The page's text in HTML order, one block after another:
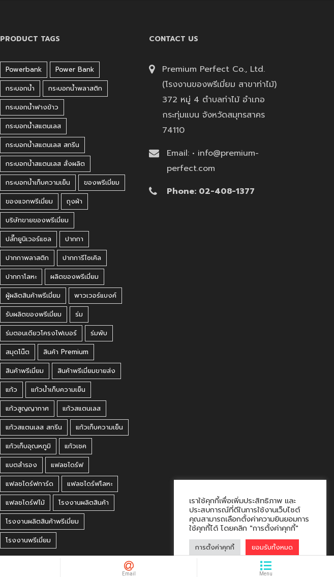
PRODUCT TAGS
Powerbank
Power Bank
กระบอกน้ำ
กระบอกน้ำพลาสติก
กระบอกน้ำฟางข้าว
กระบอกน้ำสแตนเลส
กระบอกน้ำสแตนเลส สกรีน
กระบอกน้ำสแตนเลส สั่งผลิต
กระบอกน้ำเก็บความเย็น
ของพรีเมี่ยม
ของแจกพรีเมี่ยม
ถุงผ้า
บริษัทขายของพรีเมี่ยม
ปลั๊กยูนิเวอร์แซล
ปากกา
ปากกาพลาสติก
ปากการีไซเคิล
ปากกาโลหะ
ผลิตของพรีเมี่ยม
ผู้ผลิตสินค้าพรีเมี่ยม
พาวเวอร์แบงค์
รับผลิตของพรีเมี่ยม
ร่ม
ร่มตอนเดียวโครงไฟเบอร์
ร่มพับ
สมุดโน๊ต
สินค้า Premium
สินค้าพรีเมี่ยม
สินค้าพรีเมี่ยมขายส่ง
แก้ว
แก้วน้ำเก็บความเย็น
แก้วสูญญากาศ
แก้วสแตนเลส
แก้วสแตนเลส สกรีน
แก้วเก็บความเย็น
แก้วเก็บอุณหภูมิ
แก้วเชค
แบตสำรอง
แฟลชไดร์ฟ
แฟลชไดร์ฟการ์ด
แฟลชไดร์ฟโลหะ
แฟลชไดร์ฟไม้
โรงงานผลิตสินค้า
โรงงานผลิตสินค้าพรีเมี่ยม
โรงงานพรีเมี่ยม
CONTACT US
Premium Perfect Co., Ltd.
(โรงงานของพรีเมี่ยม สาขาท่าไม้)
372 หมู่ 4 ตำบลท่าไม้ อำเภอ
กระทุ่มแบน จังหวัดสมุทรสาคร
74110
Email: • info@premium-
perfect.com
Phone: 02-408-1377
เราใช้คุกกี้เพื่อเพิ่มประสิทธิภาพ และ
ประสบการณ์ที่ดีในการใช้งานเว็บไซต์
คุณสามารถเลือกตั้งค่าความยินยอมการ
ใช้คุกกี้ได้ โดยคลิก "การตั้งค่าคุกกี้"
การตั้งค่าคุกกี้ ยอมรับทั้งหมด